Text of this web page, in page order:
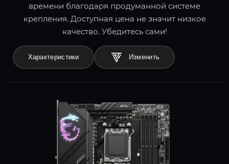
времени благодаря продуманной системе
крепления. Доступная цена не значит низкое
качество. Убедитесь сами!
Характеристики